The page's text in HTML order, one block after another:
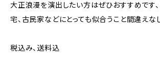
大正浪漫を演出したい方はぜひおすすめです、
宅、古民家などにとっても似合うこと間違えなし
税込み、送料込